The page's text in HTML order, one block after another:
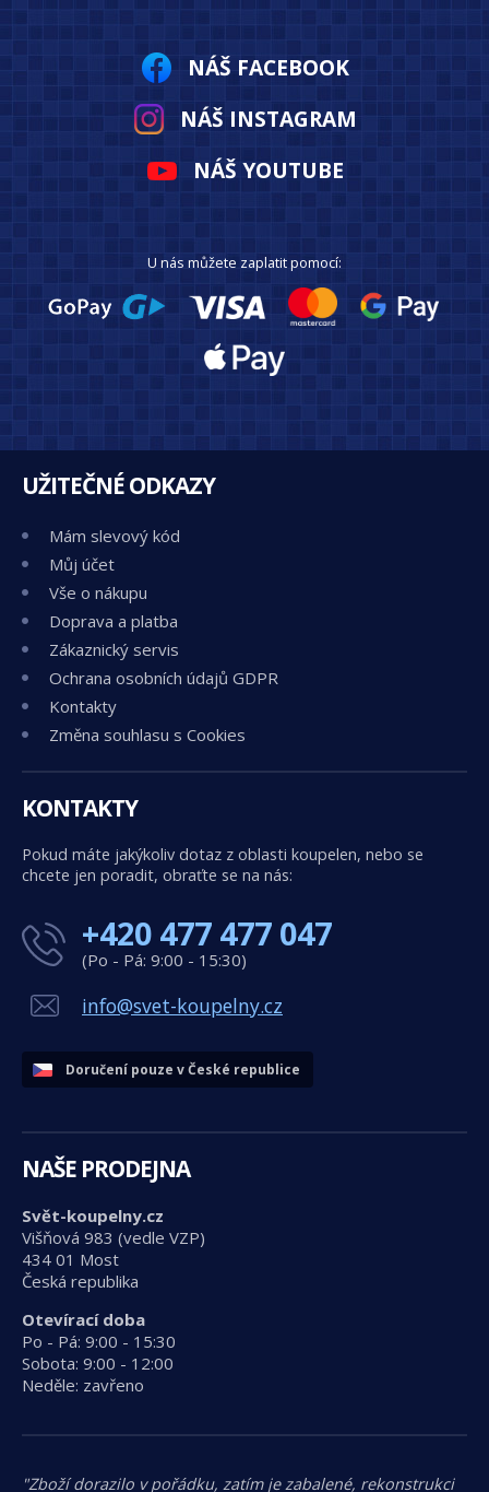
NÁŠ FACEBOOK
NÁŠ INSTAGRAM
NÁŠ YOUTUBE
U nás můžete zaplatit pomocí:
UŽITEČNÉ ODKAZY
Mám slevový kód
Můj účet
Vše o nákupu
Doprava a platba
Zákaznický servis
Ochrana osobních údajů GDPR
Kontakty
Změna souhlasu s Cookies
KONTAKTY
Pokud máte jakýkoliv dotaz z oblasti koupelen, nebo se
chcete jen poradit, obraťte se na nás:
+420 477 477 047
(Po - Pá: 9:00 - 15:30)
info@svet-koupelny.cz
Doručení pouze v České republice
NAŠE PRODEJNA
Svět-koupelny.cz
Višňová 983 (vedle VZP)
434 01 Most
Česká republika
Otevírací doba
Po - Pá: 9:00 - 15:30
Sobota: 9:00 - 12:00
Neděle: zavřeno
"Zboží dorazilo v pořádku, zatím je zabalené, rekonstrukci